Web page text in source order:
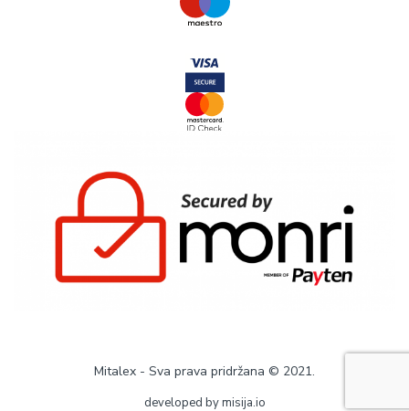
Mitalex - Sva prava pridržana © 2021.
developed bymisija.io